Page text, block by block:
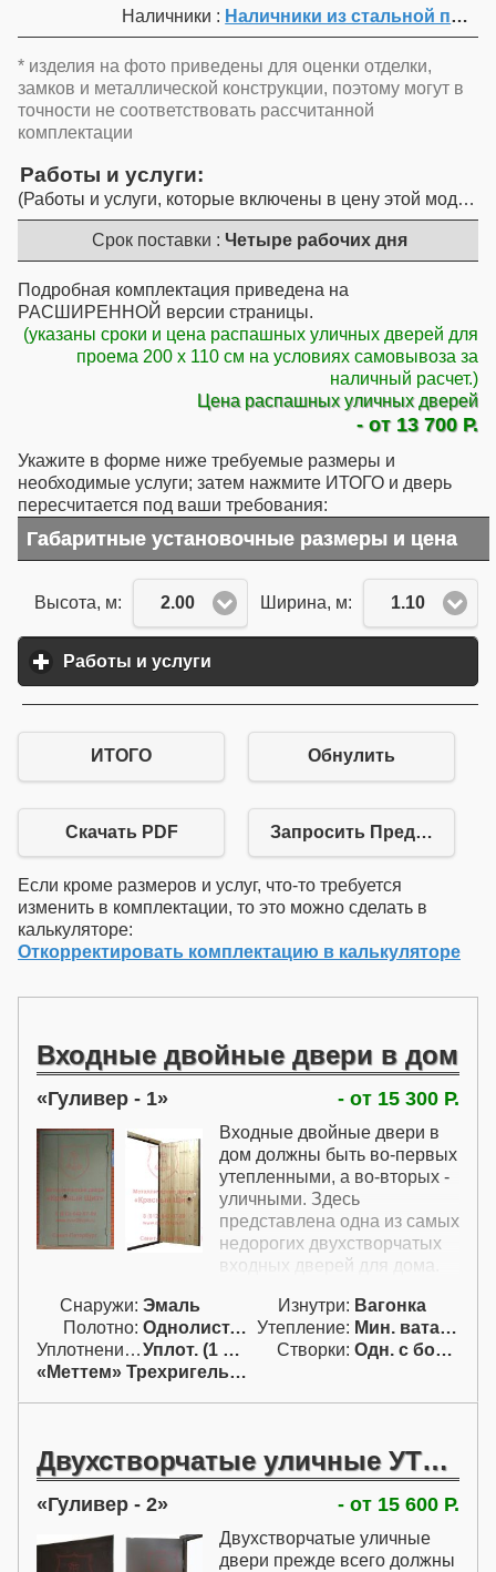
Наличники : Наличники из стальной
* изделия на фото приведены для оценки отделки,
замков и металлической конструкции, поэтому могут в
точности не соответствовать рассчитанной
комплектации
Работы и услуги
Работы и услуги, которые включены в цену этой модели
Срок поставки : Четыре рабочих дня
Подробная комплектация приведена на
РАСШИРЕННОЙ версии страницы.
(указаны сроки и цена распашных уличных дверей для
проема 200 x 110 см на условиях самовывоза за
наличный расчет.)
Цена распашных уличных дверей
- от 13 700 Р.
Укажите в форме ниже требуемые размеры и
необходимые услуги; затем нажмите ИТОГО и дверь
пересчитается под ваши требования:
Габаритные установочные размеры и цена
Высота, м: 2.00 Ширина, м: 1.10
Работы и услуги
ИТОГО Обнулить
Скачать PDF Запросить
Если кроме размеров и услуг, что-то требуется
изменить в комплектации, то это можно сделать в
калькуляторе:
Откорректировать комплектацию в калькуляторе
Входные двойные двери в дом
Гуливер - 1 - от 15 300 Р.
Входные двойные двери в
дом должны быть во-первых
утепленными, а во-вторых -
уличными. Здесь
представлена одна из самых
недорогих двухстворчатых
входных дверей для дома.
для загородного дома
изготовлены с недорогой
отделкой, и при этом
превосходно выглядят.
Кроме этого широкие
крепкими и прочными. Эта
модель двухстворчатых
входных дверей для
частного дома
удовлетворяет и этому
Снаружи: Эмаль Изнутри: Вагонка
Полотно:
Однолист. проф. Утепление:
Мин. вата / пенопл.
Уплотнение:
Уплот. (1 конт.) Створки:
Одн. с бок. фрам. (АБ)
«Меттем» Трехригельный
Двухстворчатые уличные УТЕПЛЕННЫЕ двери
Гуливер - 2 - от 15 600 Р.
Двухстворчатые уличные
двери прежде всего должны